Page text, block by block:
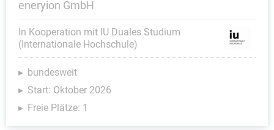
eneryion GmbH
In Kooperation mit IU Duales Studium
(Internationale Hochschule)
bundesweit
Start: Oktober 2026
Freie Plätze: 1